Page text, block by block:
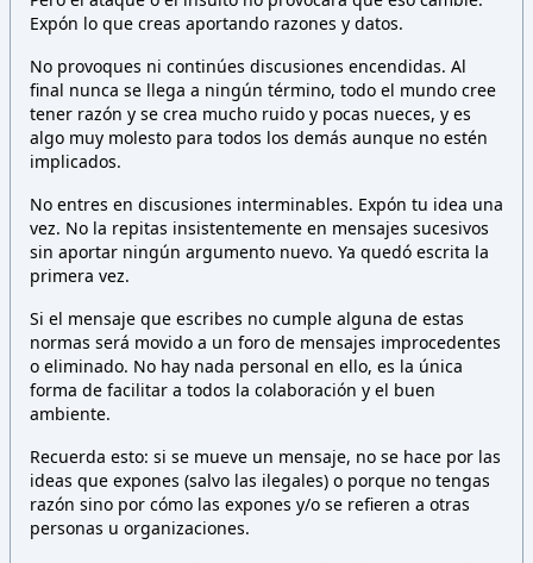
Expón lo que creas aportando razones y datos.
No provoques ni continúes discusiones encendidas. Al
final nunca se llega a ningún término, todo el mundo cree
tener razón y se crea mucho ruido y pocas nueces, y es
algo muy molesto para todos los demás aunque no estén
implicados.
No entres en discusiones interminables. Expón tu idea una
vez. No la repitas insistentemente en mensajes sucesivos
sin aportar ningún argumento nuevo. Ya quedó escrita la
primera vez.
Si el mensaje que escribes no cumple alguna de estas
normas será movido a un foro de mensajes improcedentes
o eliminado. No hay nada personal en ello, es la única
forma de facilitar a todos la colaboración y el buen
ambiente.
Recuerda esto: si se mueve un mensaje, no se hace por las
ideas que expones (salvo las ilegales) o porque no tengas
razón sino por cómo las expones y/o se refieren a otras
personas u organizaciones.